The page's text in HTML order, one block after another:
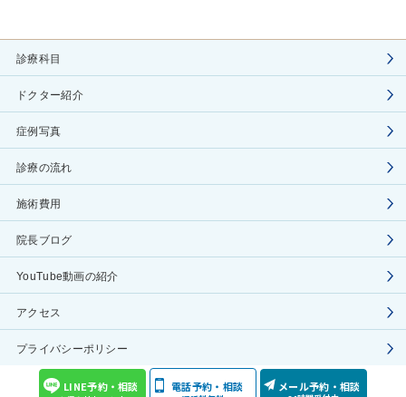
診療科目
ドクター紹介
症例写真
診療の流れ
施術費用
院長ブログ
YouTube動画の紹介
アクセス
プライバシーポリシー
COPYRIGHT(C) Aoyama Celes Clinic ALL RIGHTS RESERVED
LINE予約・相談 電話予約・相談 メール予約・相談